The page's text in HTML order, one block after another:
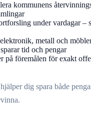
kommunens
under vardagar –
metall och
tid och pengar
på föremålen för exakt
dig spara både